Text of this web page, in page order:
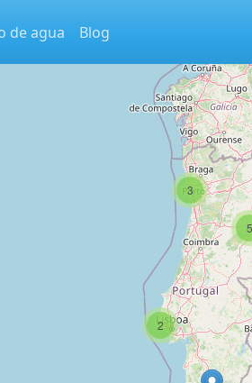
de agua Blog
3
2
5